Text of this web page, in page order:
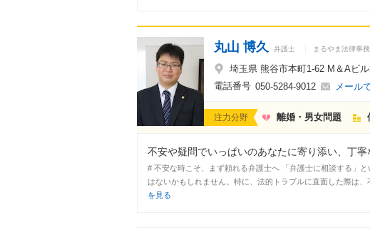
丸山 博久 弁護士 まるやま法律事
埼玉県 熊谷市本町1-62 M＆Aビ
電話番号 050-5284-9012 メール
注力分野 離婚・男女問題
不安や疑問でいっぱいのあなたに寄り添い、丁寧
# 不安な時こそ、まず頼れる弁護士へ 「弁護士に相談する」
はないかもしれません。特に、法的トラブルに直面した際は
を見る